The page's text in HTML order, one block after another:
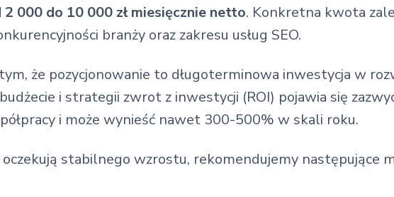
2 000 do 10 000 zł miesięcznie netto. Konkretna kwota
branży oraz zakresu usług SEO.
że pozycjonowanie to długoterminowa inwestycja w
i strategii zwrot z inwestycji (ROI) pojawia się
i może wynieść nawet 300-500% w skali roku.
stabilnego wzrostu, rekomendujemy następujące